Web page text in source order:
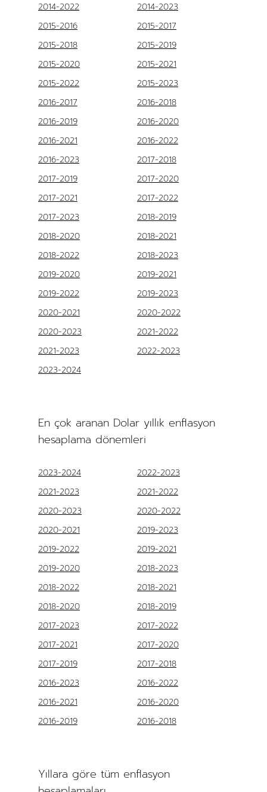
2014-2022
2014-2023
2015-2016
2015-2017
2015-2018
2015-2019
2015-2020
2015-2021
2015-2022
2015-2023
2016-2017
2016-2018
2016-2019
2016-2020
2016-2021
2016-2022
2016-2023
2017-2018
2017-2019
2017-2020
2017-2021
2017-2022
2017-2023
2018-2019
2018-2020
2018-2021
2018-2022
2018-2023
2019-2020
2019-2021
2019-2022
2019-2023
2020-2021
2020-2022
2020-2023
2021-2022
2021-2023
2022-2023
2023-2024
En çok aranan Dolar yıllık enflasyon
hesaplama dönemleri
2023-2024
2022-2023
2021-2023
2021-2022
2020-2023
2020-2022
2020-2021
2019-2023
2019-2022
2019-2021
2019-2020
2018-2023
2018-2022
2018-2021
2018-2020
2018-2019
2017-2023
2017-2022
2017-2021
2017-2020
2017-2019
2017-2018
2016-2023
2016-2022
2016-2021
2016-2020
2016-2019
2016-2018
Yıllara göre tüm enflasyon